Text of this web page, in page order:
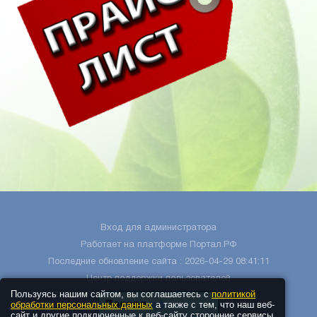
Пользуясь нашим сайтом, вы соглашаетесь с политикой
обработки персональных данных а также с тем, что наш веб-
Вход для администратора
Работает на платформе
Портал.РФ
Последние обновление сайта : 2026-04-29 08:41:11
Центр поддержки пользователей